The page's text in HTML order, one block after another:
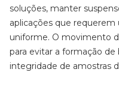
soluções, manter
aplicações que
uniforme. O movimento
para evitar a formação de
integridade de amostras